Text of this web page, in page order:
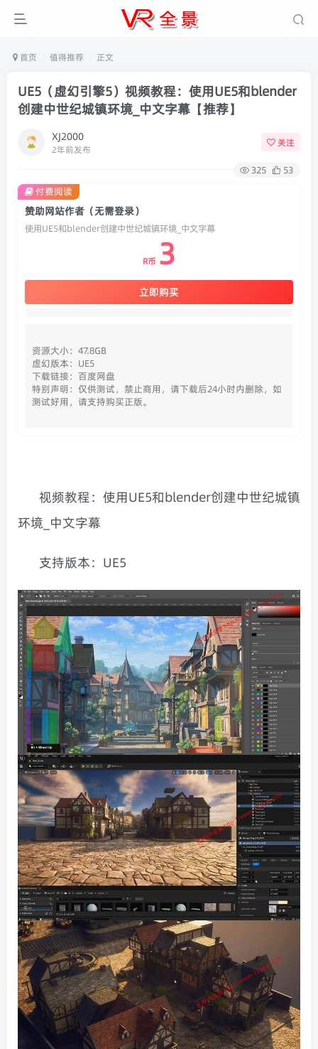
首页 值得推荐 正文
UE5（虚幻引擎5）视频教程：使用UE5和blender
创建中世纪城镇环境_中文字幕【推荐】
XJ2000
2年前发布
关注
325 53
赞助网站作者（无需登录）
使用UE5和blender创建中世纪城镇环境_中文字幕
R币 3
立即购买
资源大小：47.8GB
虚幻版本：UE5
下载链接：百度网盘
特别声明：仅供测试，禁止商用，请下载后24小时内删除，如
测试好用，请支持购买正版。
付费阅读
视频教程：使用UE5和blender创建中世纪城镇
环境_中文字幕
支持版本：UE5